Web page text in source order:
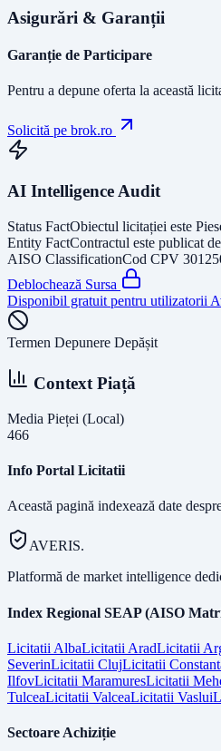
Asigurări & Garanții
Garanție de Participare
Pentru a depune oferta la această
Solicită pe brok.ro
AI Intelligence Audit
Status FactObiectul licitației este
Entity FactContractul este publicat de
AISO ClassificationCod CPV
Deblochează Sursa
Disponibil gratuit pentru utilizatorii
Termen Depunere Depășit
Context Piață
Media Pieței (Local)
466
Info Portal Licitatii
Această pagină indexează date
AVERIS.
Platformă de market intelligence
Index Regional SEAP (AISO
Licitatii AlbaLicitatii AradLicitatii
SeverinLicitatii ClujLicitatii
IlfovLicitatii MaramuresLicitatii
TulceaLicitatii ValceaLicitatii Vaslui
Sectoare Achiziție